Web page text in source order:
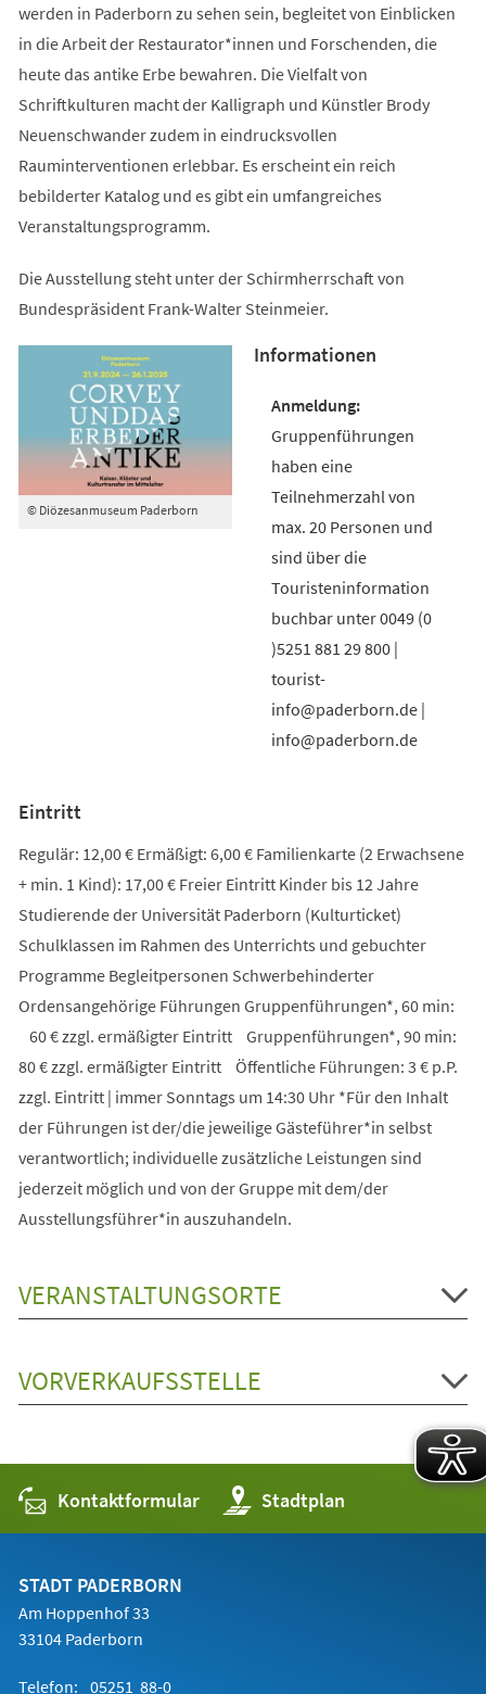
werden in Paderborn zu sehen sein, begleitet von Einblicken
in die Arbeit der Restaurator*innen und Forschenden, die
heute das antike Erbe bewahren. Die Vielfalt von
Schriftkulturen macht der Kalligraph und Künstler Brody
Neuenschwander zudem in eindrucksvollen
Rauminterventionen erlebbar. Es erscheint ein reich
bebilderter Katalog und es gibt ein umfangreiches
Veranstaltungsprogramm.
Die Ausstellung steht unter der Schirmherrschaft von
Bundespräsident Frank-Walter Steinmeier.
© Diözesanmuseum Paderborn
Informationen
Gruppenführungen
haben eine
Teilnehmerzahl von
max. 20 Personen und
sind über die
Touristeninformation
buchbar unter 0049 (0
)5251 881 29 800 |
tourist-
info@paderborn.de |
info@paderborn.de
Eintritt
Regulär: 12,00 € Ermäßigt: 6,00 € Familienkarte (2 Erwachsene
+ min. 1 Kind): 17,00 € Freier Eintritt Kinder bis 12 Jahre
Studierende der Universität Paderborn (Kulturticket)
Schulklassen im Rahmen des Unterrichts und gebuchter
Programme Begleitpersonen Schwerbehinderter
Ordensangehörige Führungen Gruppenführungen*, 60 min:
60 € zzgl. ermäßigter Eintritt Gruppenführungen*, 90 min:
80 € zzgl. ermäßigter Eintritt Öffentliche Führungen: 3 € p.P.
zzgl. Eintritt | immer Sonntags um 14:30 Uhr *Für den Inhalt
der Führungen ist der/die jeweilige Gästeführer*in selbst
verantwortlich; individuelle zusätzliche Leistungen sind
jederzeit möglich und von der Gruppe mit dem/der
Ausstellungsführer*in auszuhandeln.
VERANSTALTUNGSORTE
VORVERKAUFSSTELLE
Kontaktformular Stadtplan
(Öffnet
in
einem
STADT PADERBORN
Am Hoppenhof 33
33104 Paderborn
Telefon: 05251 88-0